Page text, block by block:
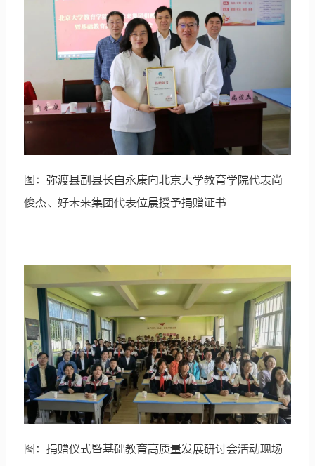
图：弥渡县副县长自永康向北京大学教育学院代表尚
俊杰、好未来集团代表位晨授予捐赠证书
图：捐赠仪式暨基础教育高质量发展研讨会活动现场